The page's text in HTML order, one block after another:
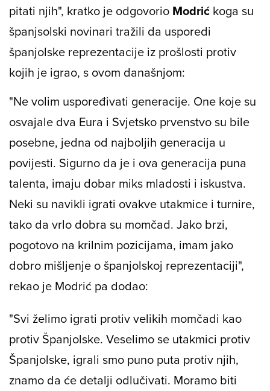
pitati njih", kratko je odgovorio Modrić koga su
španjsolski novinari tražili da usporedi
španjolske reprezentacije iz prošlosti protiv
kojih je igrao, s ovom današnjom:
"Ne volim uspoređivati generacije. One koje su
osvajale dva Eura i Svjetsko prvenstvo su bile
posebne, jedna od najboljih generacija u
povijesti. Sigurno da je i ova generacija puna
talenta, imaju dobar miks mladosti i iskustva.
Neki su navikli igrati ovakve utakmice i turnire,
tako da vrlo dobra su momčad. Jako brzi,
pogotovo na krilnim pozicijama, imam jako
dobro mišljenje o španjolskoj reprezentaciji",
rekao je Modrić pa dodao:
"Svi želimo igrati protiv velikih momčadi kao
protiv Španjolske. Veselimo se utakmici protiv
Španjolske, igrali smo puno puta protiv njih,
znamo da će detalji odlučivati. Moramo biti